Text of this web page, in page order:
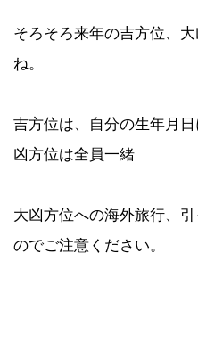
そろそろ来年の吉方位、
ね。
吉方位は、自分の生年月
凶方位は全員一緒
大凶方位への海外旅行、
のでご注意ください。